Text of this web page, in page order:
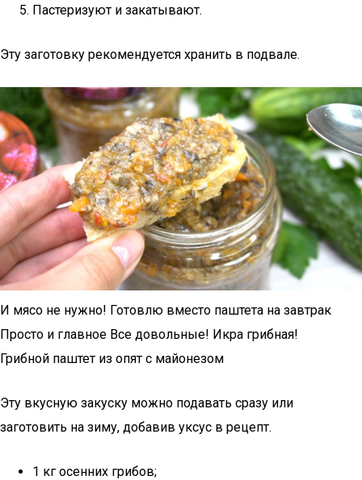
Пастеризуют и закатывают.
Эту заготовку рекомендуется хранить в подвале.
И мясо не нужно! Готовлю вместо паштета на завтрак
Просто и главное Все довольные! Икра грибная!
Грибной паштет из опят с майонезом
Эту вкусную закуску можно подавать сразу или
заготовить на зиму, добавив уксус в рецепт.
1 кг осенних грибов;